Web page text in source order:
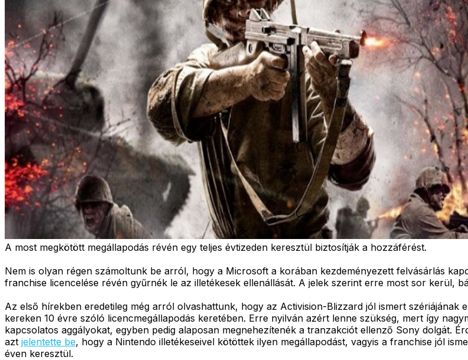
A most megkötött megállapodás révén egy teljes évtizeden keresztül biztosítják a hozzáférést.
Nem is olyan régen számoltunk be arról, hogy a Microsoft a korában kezdeményezett felvásárlás
franchise licencelése révén gyűrnék le az illetékesek ellenállását. A jelek szerint erre most sor kerül,
Az első hírekben eredetileg még arról olvashattunk, hogy az Activision-Blizzard jól ismert szériájának
kereken 10 évre szóló licencmegállapodás keretében. Erre nyilván azért lenne szükség, mert így
kapcsolatos aggályokat, egyben pedig alaposan megnehezítenék a tranzakciót ellenző Sony dolgát.
azt jelentette be, hogy a Nintendo illetékeseivel kötöttek ilyen megállapodást, vagyis a franchise jól
éven keresztül.